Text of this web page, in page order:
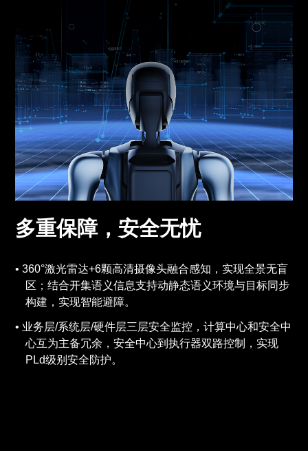
多重保障，安全无忧
360°激光雷达+6颗高清摄像头融合感知，实现全景无盲
区；结合开集语义信息支持动静态语义环境与目标同步
构建，实现智能避障。
业务层/系统层/硬件层三层安全监控，计算中心和安全中
心互为主备冗余，安全中心到执行器双路控制，实现
PLd级别安全防护。